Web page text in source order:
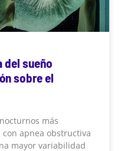
del sueño
sobre el
más
apnea obstructiva
mayor variabilidad